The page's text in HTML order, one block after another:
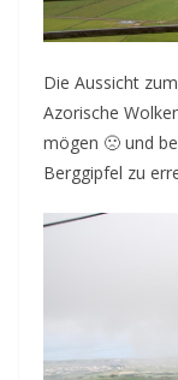
Die Aussicht
Azorische
mögen 🙁 und
Berggipfel zu